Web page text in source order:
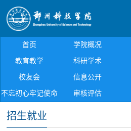
首页 学院概况
教育教学 科研学术
校友会 信息公开
不忘初心牢记使命 审核评估
招生就业